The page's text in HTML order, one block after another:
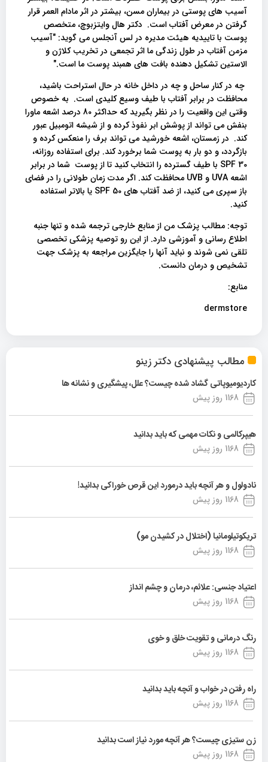
مطالب پیشنهادی دکتر زینو
کاردیومیوپاتی گشاد شده چیست؟ علل، پیشگیری و نشانه ها
1168 روز پیش
هیپرکالمی و نکات مهمی که باید بدانید
1168 روز پیش
نادولول و هر آنچه باید درمورد این قرص خوراکی بدانید!
1168 روز پیش
تریکوتیلومانیا (اختلال در کشیدن مو)
1168 روز پیش
اعتیاد جنسی: علائم، درمان و چشم انداز
1168 روز پیش
رنگ درمانی و تقویت خلق و خوی
1168 روز پیش
راه رفتن در خواب و آنچه باید بدانید
1168 روز پیش
زن ستیزی چیست؟ هر آنچه مورد نیاز است بدانید
1168 روز پیش
آسیب های پوستی در بیماران مسن، بیشتر در اثر مادام العمر قرار
گرفتن در معرض آفتاب است. دکتر هال وایتزبوچ، متخصص
پوست با تاییدیه هیئت مدیره در لس آنجلس می گوید: "آسیب
مزمن آفتاب در طول زندگی ما اثر تجمعی در تخریب کلاژن و
الاستین تشکیل دهنده بافت های همبند پوست ما است."
چه در کنار ساحل و چه در داخل خانه در حال استراحت باشید،
محافظت در برابر آفتاب با طیف وسیع کلیدی است. به خصوص
وقتی این واقعیت را در نظر بگیرید که حداکثر 80 درصد اشعه ماورا
بنفش می تواند از پوشش ابر نفوذ کرده و از شیشه اتومبیل عبور
کند. در زمستان، اشعه خورشید می تواند برف را منعکس کرده و
بازگردد، و دو بار به پوست شما برخورد کند. برای استفاده روزانه،
SPF 30 با طیف گسترده را انتخاب کنید تا از پوست شما در برابر
اشعه UVA و UVB محافظت کند. اگر مدت زمان طولانی را در فضای
باز سپری می کنید، از ضد آفتاب های SPF 50 یا بالاتر استفاده
کنید.
توجه: مطالب پزشک من از منابع خارجی ترجمه شده و تنها جنبه
اطلاع رسانی و آموزشی دارد. از این رو توصیه پزشکی تخصصی
تلقی نمی شوند و نباید آنها را جایگزین مراجعه به پزشک جهت
تشخیص و درمان دانست.
منابع:
dermstore